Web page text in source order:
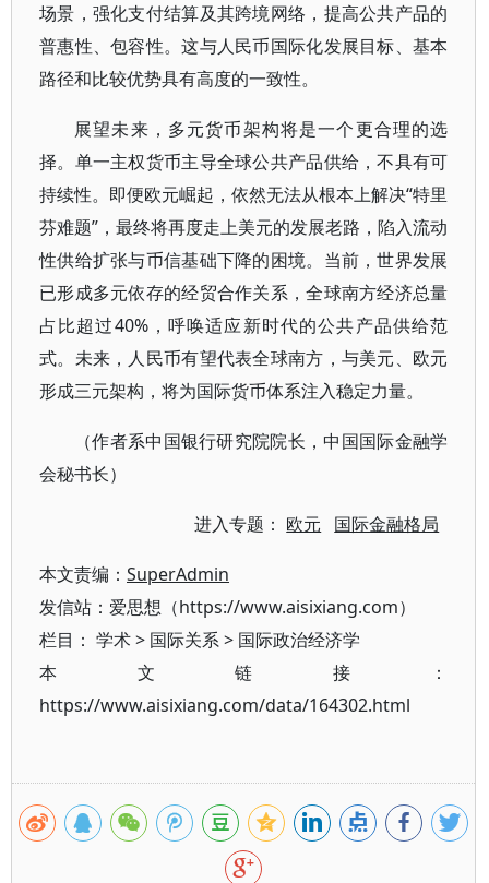
场景，强化支付结算及其跨境网络，提高公共产品的
普惠性、包容性。这与人民币国际化发展目标、基本
路径和比较优势具有高度的一致性。
展望未来，多元货币架构将是一个更合理的选
择。单一主权货币主导全球公共产品供给，不具有可
持续性。即便欧元崛起，依然无法从根本上解决“特里
芬难题”，最终将再度走上美元的发展老路，陷入流动
性供给扩张与币信基础下降的困境。当前，世界发展
已形成多元依存的经贸合作关系，全球南方经济总量
占比超过40%，呼唤适应新时代的公共产品供给范
式。未来，人民币有望代表全球南方，与美元、欧元
形成三元架构，将为国际货币体系注入稳定力量。
（作者系中国银行研究院院长，中国国际金融学
会秘书长）
进入专题： 欧元 国际金融格局
本文责编： SuperAdmin
发信站：爱思想（https://www.aisixiang.com）
栏目： 学术> 国际关系> 国际政治经济学
本文链接：
https://www.aisixiang.com/data/164302.html